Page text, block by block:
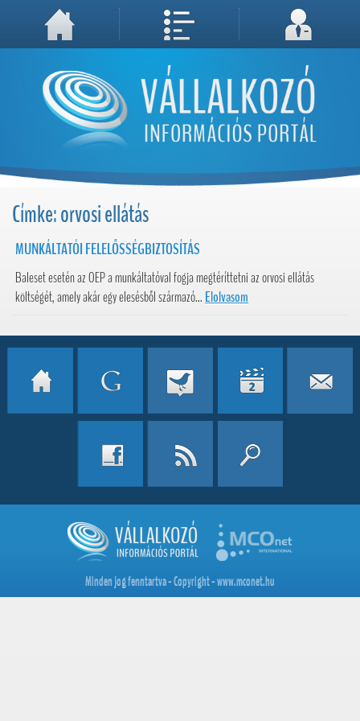
A weboldal használatával Ön elfogadja, hogy Cookie-kat (sütiket) tároljunk számítógépén. A sütik a weboldal megfelelő működéséhez
Megértettem, folytatás...
Címke: orvosi ellátás
MUNKÁLTATÓI FELELŐSSÉGBIZTOSÍTÁS
Baleset esetén az OEP a munkáltatóval fogja megtéríttetni az orvosi ellátás
költségét, amely akár egy elesésből származó... Elolvasom
Minden jog fenntartva - Copyright - www.mconet.hu